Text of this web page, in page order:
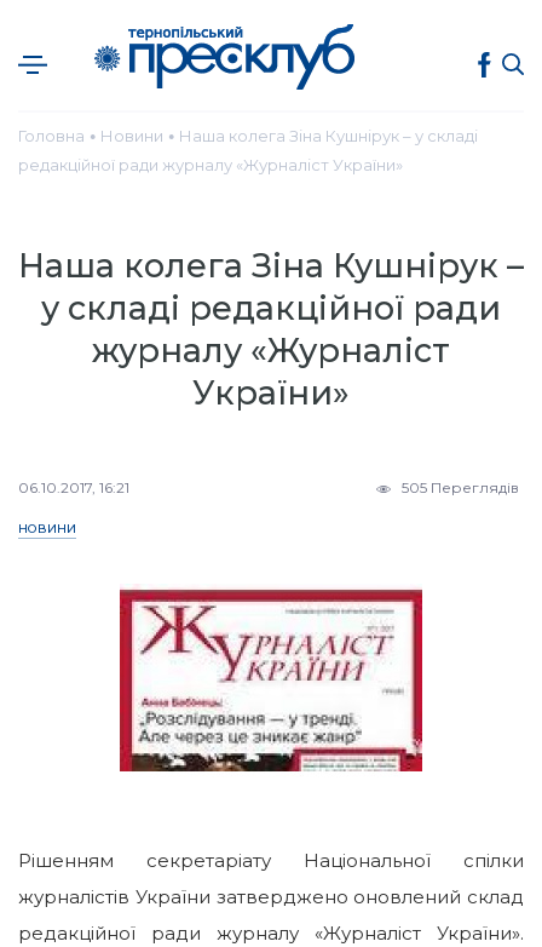
Головна ● Новини ● Наша колега Зіна Кушнірук – у складі
редакційної ради журналу «Журналіст України»
Наша колега Зіна Кушнірук –
у складі редакційної ради
журналу «Журналіст
України»
06.10.2017, 16:21 505 Переглядів
НОВИНИ
Рішенням секретаріату Національної спілки
журналістів України затверджено оновлений склад
редакційної ради журналу «Журналіст України».